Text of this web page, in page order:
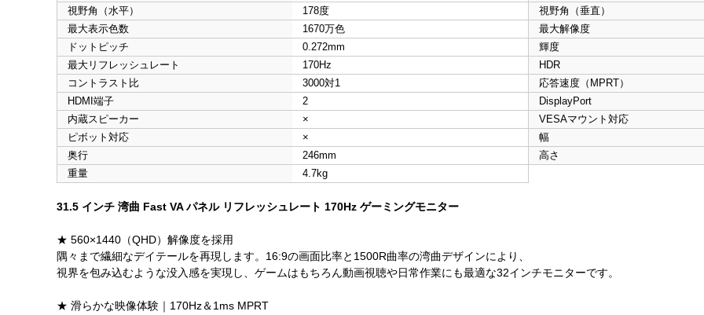
視野角（水平）
178度
視野角（垂直）
最大表示色数
1670万色
最大解像度
ドットピッチ
0.272mm
輝度
最大リフレッシュレート
170Hz
HDR
コントラスト比
3000対1
応答速度（MPRT）
HDMI端子
2
DisplayPort
内蔵スピーカー
×
VESAマウント対応
ピボット対応
×
幅
奥行
246mm
高さ
重量
4.7kg
31.5 インチ 湾曲 Fast VA パネル リフレッシュレート 170Hz ゲーミングモニター
★ 560×1440（QHD）解像度を採用
隅々まで繊細なデイテールを再現します。16:9の画面比率と1500R曲率の湾曲デザインにより、
視界を包み込むような没入感を実現し、ゲームはもちろん動画視聴や日常作業にも最適な32インチモニターです。
★ 滑らかな映像体験｜170Hz＆1ms MPRT